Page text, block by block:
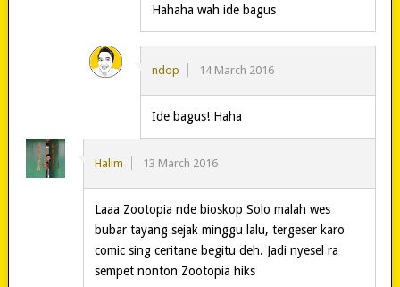
Hahaha wah ide bagus
ndop 14 March 2016
Ide bagus! Haha
Halim 13 March 2016
Laaa Zootopia nde bioskop Solo malah wes
bubar tayang sejak minggu lalu, tergeser karo
comic sing ceritane begitu deh. Jadi nyesel ra
sempet nonton Zootopia hiks